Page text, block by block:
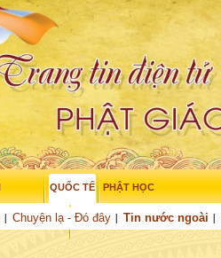
QUỐC TẾ
Chuyện lạ - Đó đây Tin nước ngoài
PHẬT HỌC
NGHIÊN CỨU